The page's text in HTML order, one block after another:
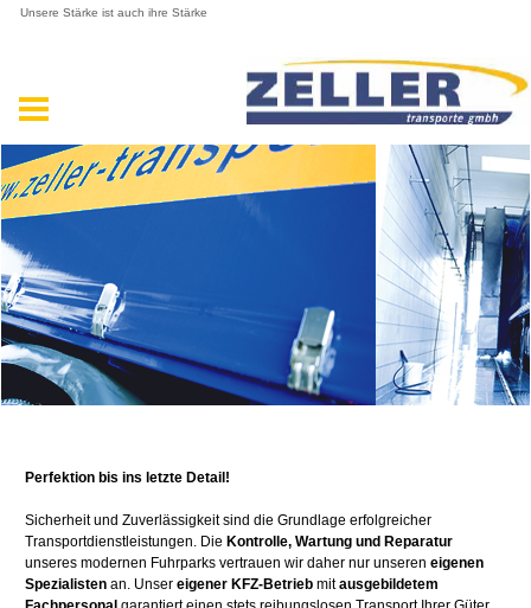
Unsere Stärke ist auch ihre Stärke
Perfektion bis ins letzte Detail!
Sicherheit und Zuverlässigkeit sind die Grundlage erfolgreicher
Transportdienstleistungen. Die Kontrolle, Wartung und Reparatur
unseres modernen Fuhrparks vertrauen wir daher nur unseren eigenen
Spezialisten an. Unser eigener KFZ-Betrieb mitausgebildetem